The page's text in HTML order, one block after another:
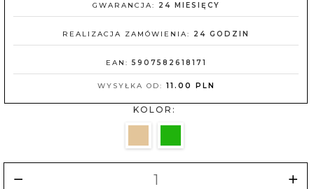
GWARANCJA: 24 MIESIĘCY
REALIZACJA ZAMÓWIENIA: 24 GODZIN
EAN: 5907582618171
WYSYŁKA OD: 11.00 PLN
KOLOR: